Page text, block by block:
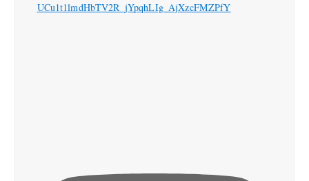
UCu1t1lmdHbTV2R_jYpqhLIg_AjXzcFMZPfY